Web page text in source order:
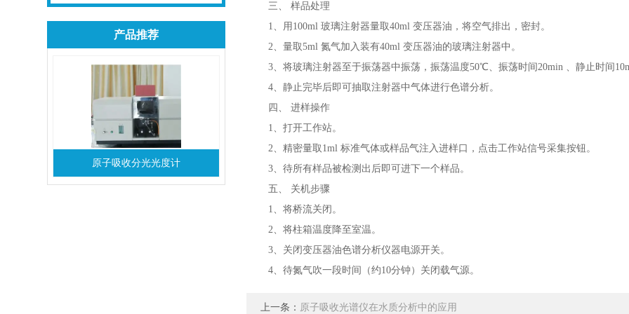
产品推荐
原子吸收分光光度计
三、 样品处理
1、用100ml 玻璃注射器量取40ml 变压器油，将空气排出，密封。
2、量取5ml 氮气加入装有40ml 变压器油的玻璃注射器中。
3、将玻璃注射器至于振荡器中振荡，振荡温度50℃、振荡时间20min 、静止时间
4、静止完毕后即可抽取注射器中气体进行色谱分析。
四、 进样操作
1、打开工作站。
2、精密量取1ml 标准气体或样品气注入进样口，点击工作站信号采集按钮。
3、待所有样品被检测出后即可进下一个样品。
五、 关机步骤
1、将桥流关闭。
2、将柱箱温度降至室温。
3、关闭变压器油色谱分析仪器电源开关。
4、待氮气吹一段时间（约10分钟）关闭载气源。
上一条： 原子吸收光谱仪在水质分析中的应用